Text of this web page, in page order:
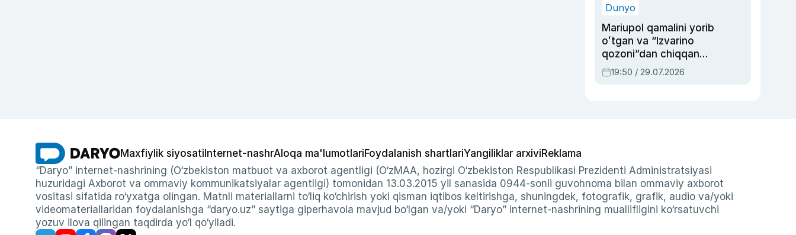
Dunyo
Mariupol qamalini yorib
oʻtgan va “Izvarino
qozoni”dan chiqqan
qahramon — Ukraina
armiyasi bosh
19:50 / 29.07.2026
Maxfiylik siyosati Internet-nashrAloqa ma'lumotlariFoydalanish shartlariYangiliklar arxiviReklama
“Daryo” internet-nashrining (O‘zbekiston matbuot va axborot agentligi (O‘zMAA, hozirgi O‘zbekiston Respublikasi Prezidenti Administratsiyasi
huzuridagi Axborot va ommaviy kommunikatsiyalar agentligi) tomonidan 13.03.2015 yil sanasida 0944-sonli guvohnoma bilan ommaviy axborot
vositasi sifatida ro‘yxatga olingan. Matnli materiallarni to‘liq ko‘chirish yoki qisman iqtibos keltirishga, shuningdek, fotografik, grafik, audio va/yoki
videomateriallaridan foydalanishga “daryo.uz” saytiga giperhavola mavjud bo‘lgan va/yoki “Daryo” internet-nashrining muallifligini ko‘rsatuvchi
yozuv ilova qilingan taqdirda yo‘l qo‘yiladi.